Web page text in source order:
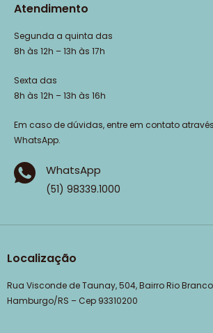
Atendimento
Segunda a quinta das
8h às 12h – 13h às 17h
Sexta das
8h às 12h – 13h às 16h
Em caso de dúvidas, entre em contato
WhatsApp.
WhatsApp
(51) 98339.1000
Localização
Rua Visconde de Taunay, 504, Bairro Rio
Hamburgo/RS – Cep 93310200